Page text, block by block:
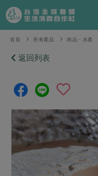
產品分類
當季蔬果
芽苗類
辛香料類
奶蛋豆・五穀
食譜料理
食材
麵食
肉食
海鮮
特別企畫
預購活動
把最好的台灣味帶回家！
防災用品預購圓滿結束
2026年端午節預購圓滿結束
綠主張
觀點文章
主婦食堂
關於合作社
首頁 所有產品 肉品・水產
返回列表